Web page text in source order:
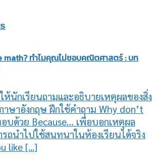
math? ทำไมคุณไม่ชอบคณิตศาสตร์ : บท
นักเรียนถามและอธิบายเหตุผลของสิ่ง
ษาอังกฤษ ฝึกใช้คำถาม Why don’t
บด้วย Because… เพื่อบอกเหตุผล
รถนำไปใช้สนทนาในห้องเรียนได้จริง
like [...]